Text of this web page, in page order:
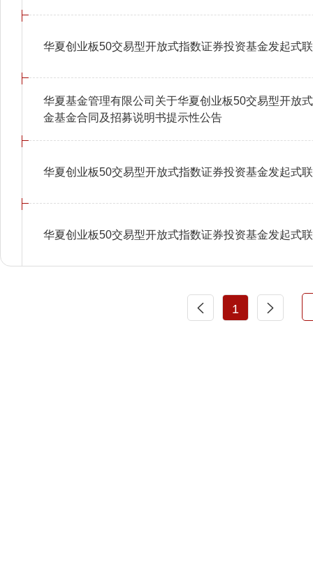
华夏创业板50交易型开放式指数证券投资基金发起式
华夏基金管理有限公司关于华夏创业板50交易型开放
金基金合同及招募说明书提示性公告
华夏创业板50交易型开放式指数证券投资基金发起式
华夏创业板50交易型开放式指数证券投资基金发起式
1